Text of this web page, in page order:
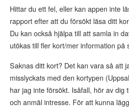
Hittar du ett fel, eller kan appen inte
rapport efter att du försökt läsa ditt
Du kan också hjälpa till att samla in
utökas till fler kort/mer information på
Saknas ditt kort? Det kan vara så att
misslyckats med den kortypen
har jag inte försökt. Isåfall, hör av dig
och anmäl intresse. För att kunna